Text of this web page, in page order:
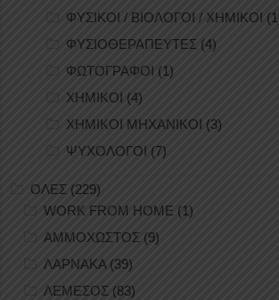
ΦΥΣΙΚΟΙ / ΒΙΟΛΟΓΟΙ / ΧΗΜΙΚΟΙ
ΦΥΣΙΟΘΕΡΑΠΕΥΤΕΣ (4)
ΦΩΤΟΓΡΑΦΟΙ (1)
ΧΗΜΙΚΟΙ (4)
ΧΗΜΙΚΟΙ ΜΗΧΑΝΙΚΟΙ (3)
ΨΥΧΟΛΟΓΟΙ (7)
ΟΛΕΣ (229)
WORK FROM HOME (1)
ΑΜΜΟΧΩΣΤΟΣ (9)
ΛΑΡΝΑΚΑ(39)
ΛΕΜΕΣΟΣ (83)